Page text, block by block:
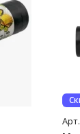
Арт.